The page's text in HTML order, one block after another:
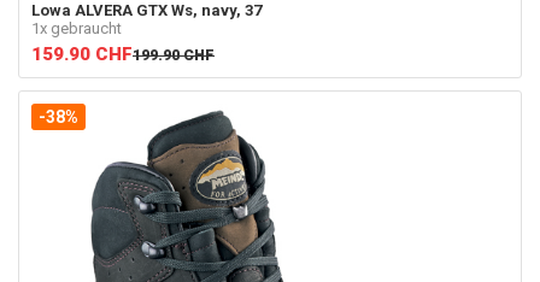
Lowa ALVERA GTX Ws, navy, 37
1x gebraucht
159.90 CHF199.90 CHF
-38%